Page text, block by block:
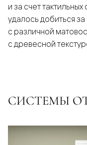
и за счет
удалось добиться
с различной
с древесной
СИСТЕМЫ